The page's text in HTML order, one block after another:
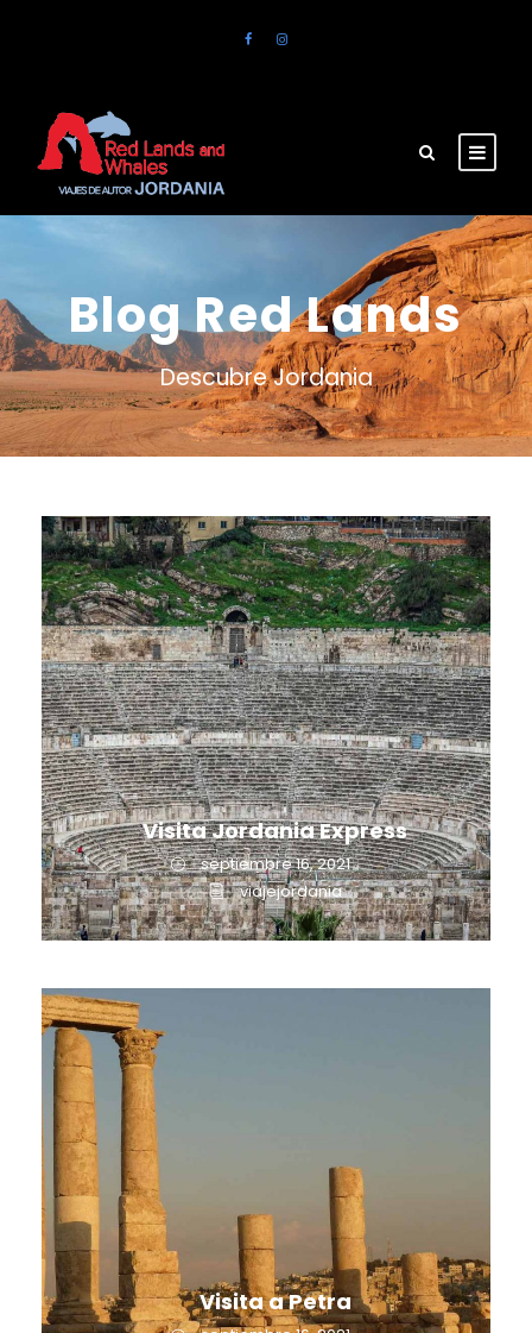
Blog Red Lands
Descubre Jordania
Visita Jordania Express
septiembre 16, 2021
viajejordania
Visita a Petra